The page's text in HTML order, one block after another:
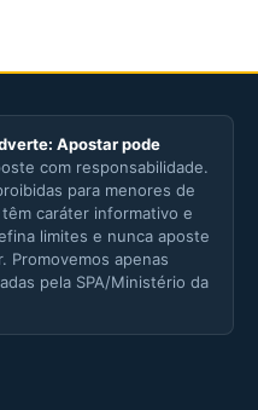
Apostar pode
com responsabilidade.
para menores de
caráter informativo e
limites e nunca aposte
Promovemos apenas
pela SPA/Ministério da